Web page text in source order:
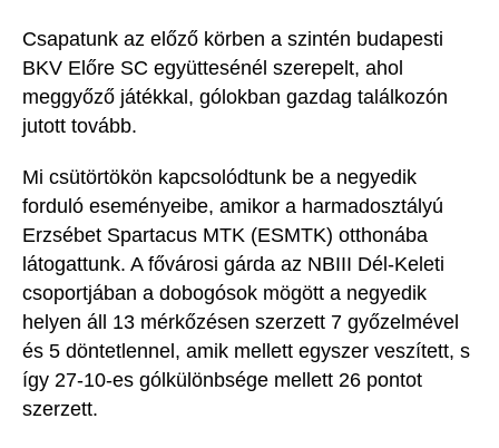
Csapatunk az előző körben a szintén budapesti
BKV Előre SC együttesénél szerepelt, ahol
meggyőző játékkal, gólokban gazdag találkozón
jutott tovább.
Mi csütörtökön kapcsolódtunk be a negyedik
forduló eseményeibe, amikor a harmadosztályú
Erzsébet Spartacus MTK (ESMTK) otthonába
látogattunk. A fővárosi gárda az NBIII Dél-Keleti
csoportjában a dobogósok mögött a negyedik
helyen áll 13 mérkőzésen szerzett 7 győzelmével
és 5 döntetlennel, amik mellett egyszer veszített, s
így 27-10-es gólkülönbsége mellett 26 pontot
szerzett.